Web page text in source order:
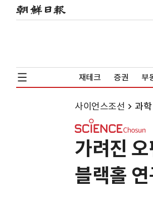
재테크 증권 부
사이언스조선 과학
가려진
블랙홀